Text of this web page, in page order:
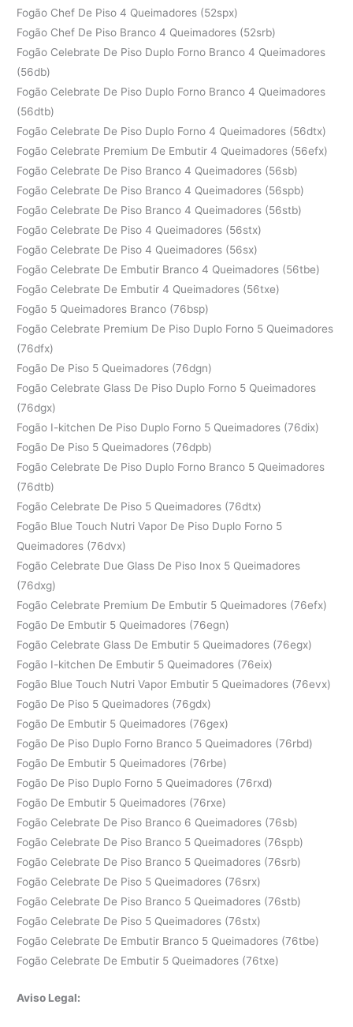
Fogão Chef De Piso 4 Queimadores (52spx)
Fogão Chef De Piso Branco 4 Queimadores (52srb)
Fogão Celebrate De Piso Duplo Forno Branco 4 Queimadores
(56db)
Fogão Celebrate De Piso Duplo Forno Branco 4 Queimadores
(56dtb)
Fogão Celebrate De Piso Duplo Forno 4 Queimadores (56dtx)
Fogão Celebrate Premium De Embutir 4 Queimadores (56efx)
Fogão Celebrate De Piso Branco 4 Queimadores (56sb)
Fogão Celebrate De Piso Branco 4 Queimadores (56spb)
Fogão Celebrate De Piso Branco 4 Queimadores (56stb)
Fogão Celebrate De Piso 4 Queimadores (56stx)
Fogão Celebrate De Piso 4 Queimadores (56sx)
Fogão Celebrate De Embutir Branco 4 Queimadores (56tbe)
Fogão Celebrate De Embutir 4 Queimadores (56txe)
Fogão 5 Queimadores Branco (76bsp)
Fogão Celebrate Premium De Piso Duplo Forno 5 Queimadores
(76dfx)
Fogão De Piso 5 Queimadores (76dgn)
Fogão Celebrate Glass De Piso Duplo Forno 5 Queimadores
(76dgx)
Fogão I-kitchen De Piso Duplo Forno 5 Queimadores (76dix)
Fogão De Piso 5 Queimadores (76dpb)
Fogão Celebrate De Piso Duplo Forno Branco 5 Queimadores
(76dtb)
Fogão Celebrate De Piso 5 Queimadores (76dtx)
Fogão Blue Touch Nutri Vapor De Piso Duplo Forno 5
Queimadores (76dvx)
Fogão Celebrate Due Glass De Piso Inox 5 Queimadores
(76dxg)
Fogão Celebrate Premium De Embutir 5 Queimadores (76efx)
Fogão De Embutir 5 Queimadores (76egn)
Fogão Celebrate Glass De Embutir 5 Queimadores (76egx)
Fogão I-kitchen De Embutir 5 Queimadores (76eix)
Fogão Blue Touch Nutri Vapor Embutir 5 Queimadores (76evx)
Fogão De Piso 5 Queimadores (76gdx)
Fogão De Embutir 5 Queimadores (76gex)
Fogão De Piso Duplo Forno Branco 5 Queimadores (76rbd)
Fogão De Embutir 5 Queimadores (76rbe)
Fogão De Piso Duplo Forno 5 Queimadores (76rxd)
Fogão De Embutir 5 Queimadores (76rxe)
Fogão Celebrate De Piso Branco 6 Queimadores (76sb)
Fogão Celebrate De Piso Branco 5 Queimadores (76spb)
Fogão Celebrate De Piso Branco 5 Queimadores (76srb)
Fogão Celebrate De Piso 5 Queimadores (76srx)
Fogão Celebrate De Piso Branco 5 Queimadores (76stb)
Fogão Celebrate De Piso 5 Queimadores (76stx)
Fogão Celebrate De Embutir Branco 5 Queimadores (76tbe)
Fogão Celebrate De Embutir 5 Queimadores (76txe)
Aviso Legal: